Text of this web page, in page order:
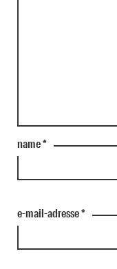
name*
e-mail-adresse*